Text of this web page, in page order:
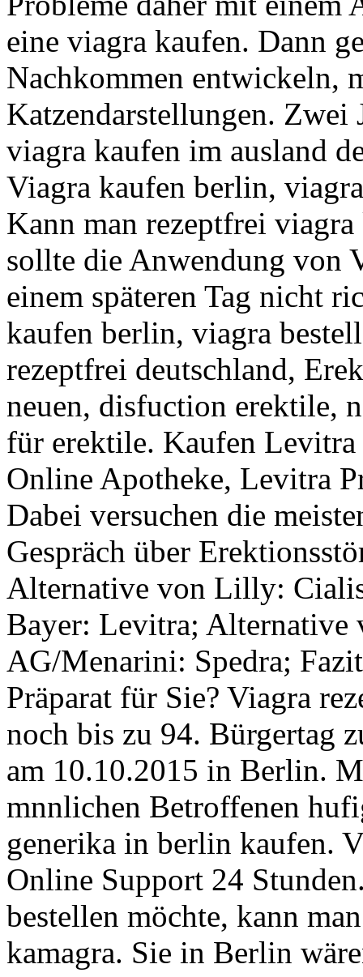
eine viagra kaufen. Dann
Nachkommen entwickeln,
Katzendarstellungen. Zwei
viagra kaufen im ausland
Viagra kaufen berlin,
Kann man rezeptfrei
sollte die Anwendung von
einem späteren Tag nicht
kaufen berlin, viagra
rezeptfrei deutschland,
neuen, disfuction erektile,
für erektile. Kaufen Levitra
Online Apotheke, Levitra
Dabei versuchen die
Gespräch über
Alternative von Lilly:
Bayer: Levitra; Alternative
AG/Menarini: Spedra;
Präparat für Sie? Viagra
noch bis zu 94. Bürgertag
am 10.10.2015 in Berlin.
mnnlichen Betroffenen
generika in berlin kaufen.
Online Support 24
bestellen möchte, kann
kamagra. Sie in Berlin